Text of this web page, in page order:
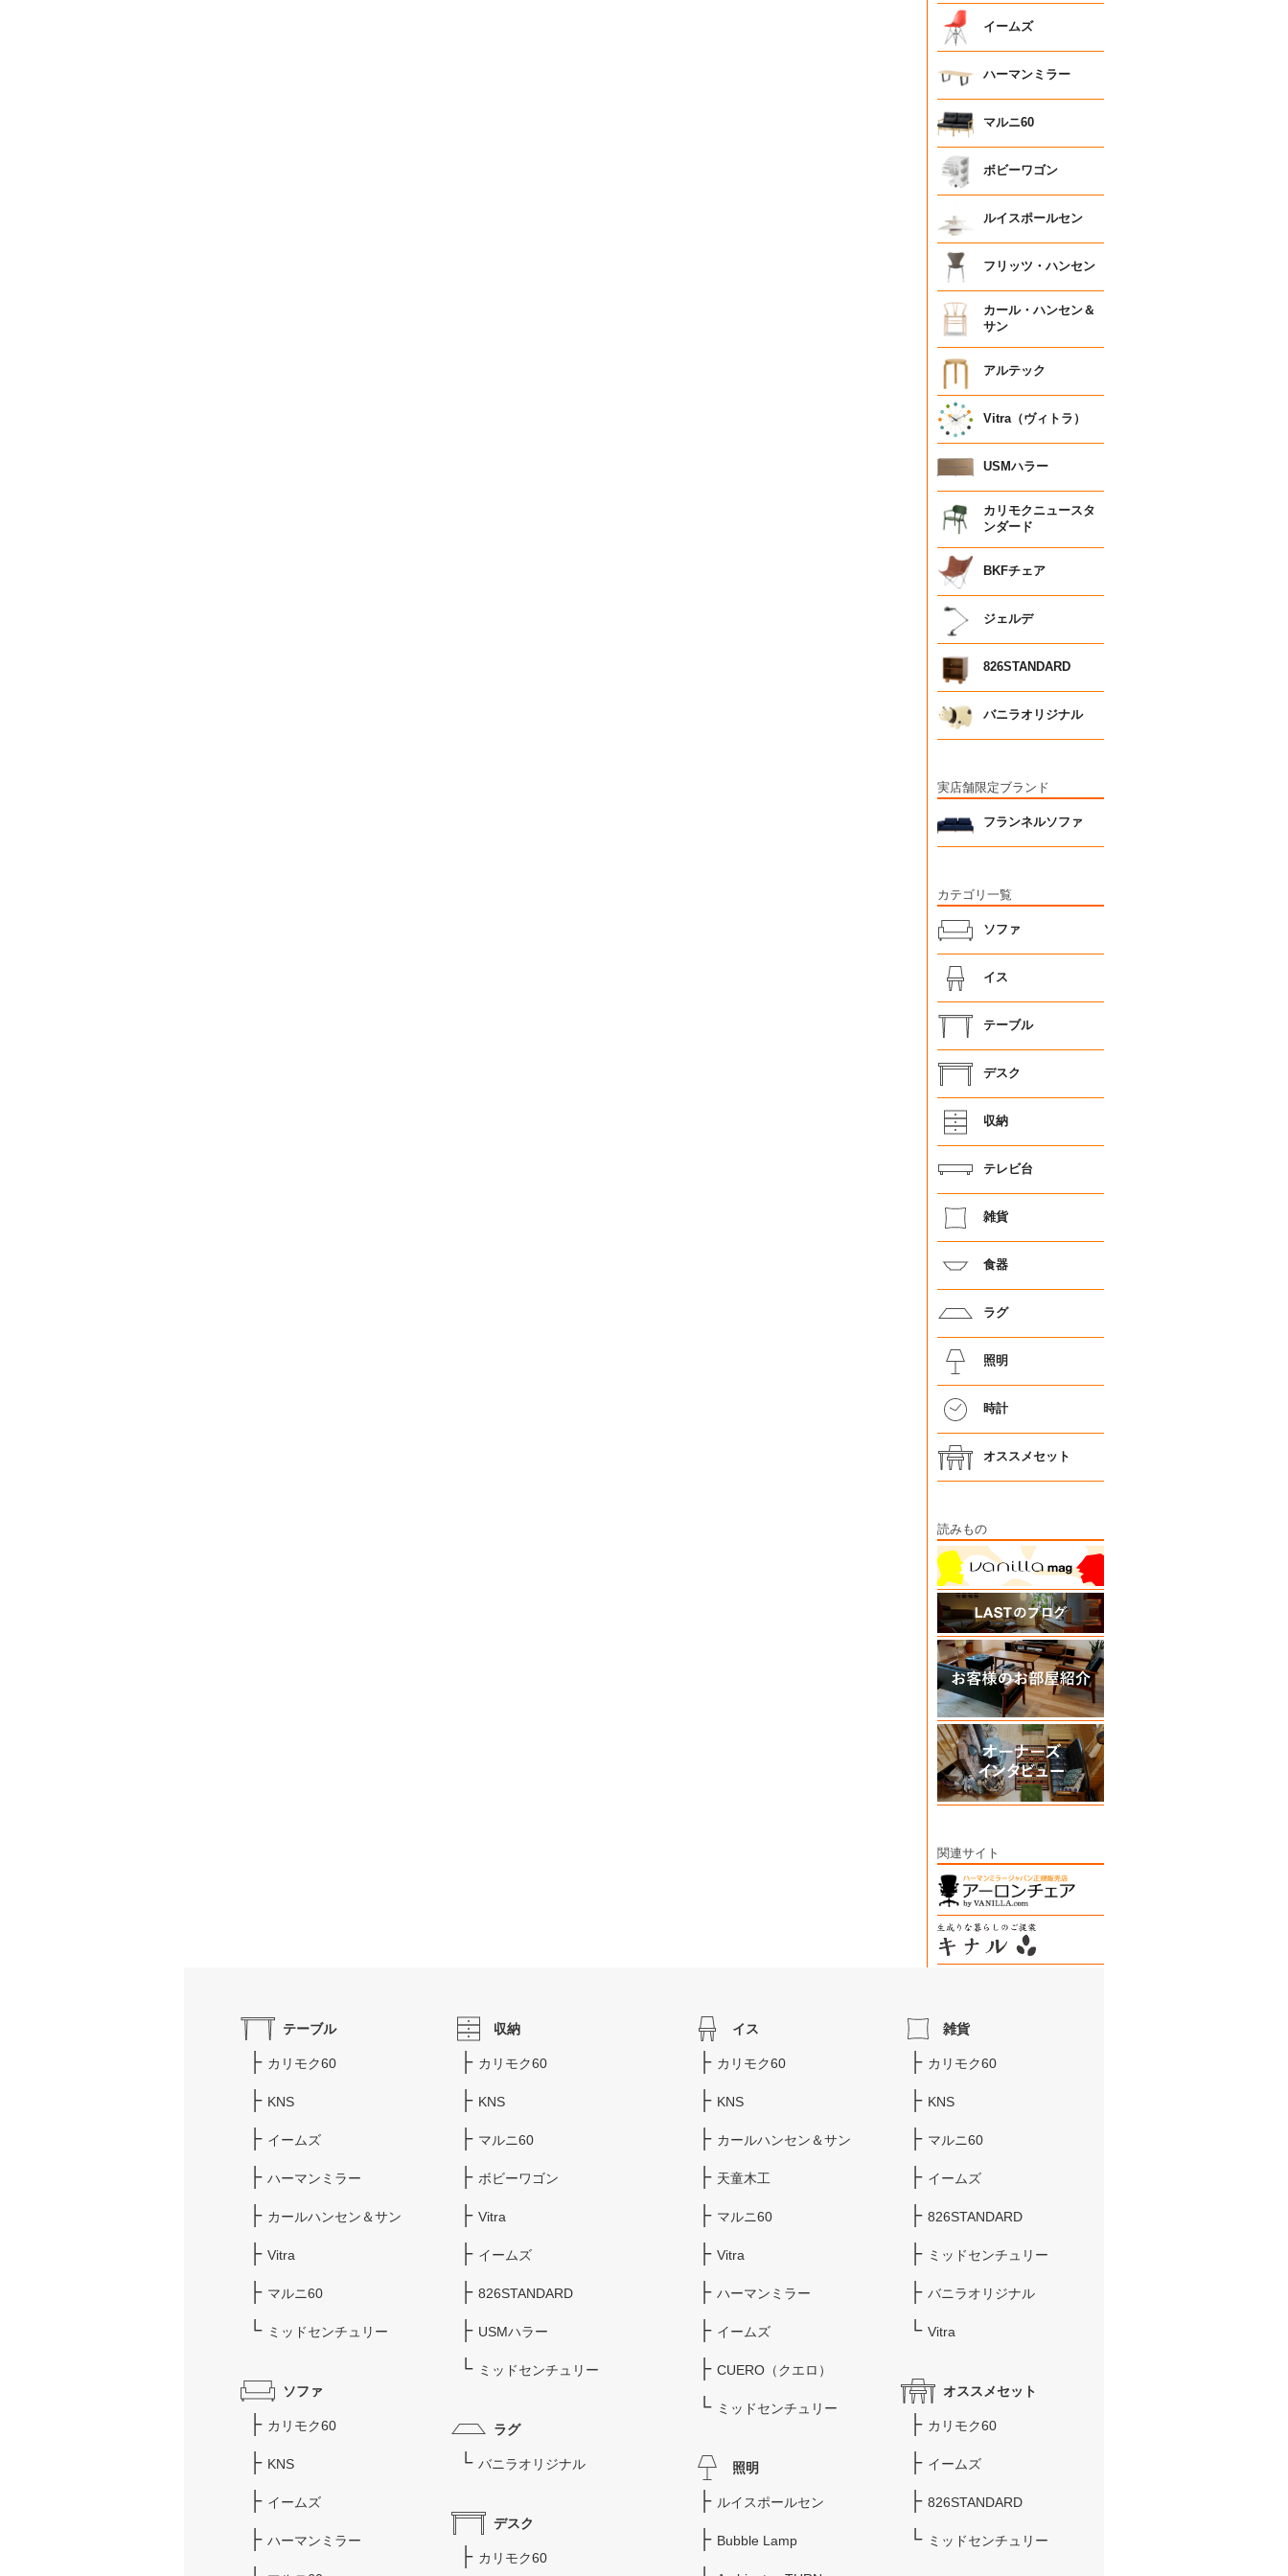
イームズ
ハーマンミラー
マルニ60
ボビーワゴン
ルイスポールセン
フリッツ・ハンセン
カール・ハンセン＆
サン
アルテック
Vitra（ヴィトラ）
USMハラー
カリモクニュースタ
ンダード
BKFチェア
ジェルデ
826STANDARD
バニラオリジナル
実店舗限定ブランド
フランネルソファ
カテゴリ一覧
ソファ
イス
テーブル
デスク
収納
テレビ台
雑貨
食器
ラグ
照明
時計
オススメセット
読みもの
関連サイト
テーブル
カリモク60
KNS
イームズ
ハーマンミラー
カールハンセン＆サン
Vitra
マルニ60
ミッドセンチュリー
ソファ
カリモク60
KNS
イームズ
ハーマンミラー
収納
カリモク60
KNS
マルニ60
ボビーワゴン
Vitra
イームズ
826STANDARD
USMハラー
ミッドセンチュリー
ラグ
バニラオリジナル
デスク
カリモク60
イス
カリモク60
KNS
カールハンセン＆サン
天童木工
マルニ60
Vitra
ハーマンミラー
イームズ
CUERO（クエロ）
ミッドセンチュリー
照明
ルイスポールセン
Bubble Lamp
雑貨
カリモク60
KNS
マルニ60
イームズ
826STANDARD
ミッドセンチュリー
バニラオリジナル
Vitra
オススメセット
カリモク60
イームズ
826STANDARD
ミッドセンチュリー